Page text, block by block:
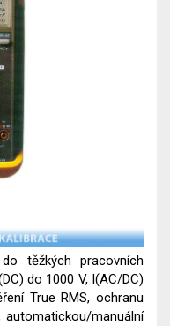
těžkých pracovních
do 1000 V, I(AC/DC)
True RMS, ochranu
manuální